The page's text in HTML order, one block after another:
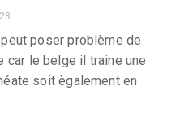
poser problème de
car le belge il traine une
soit ègalement en